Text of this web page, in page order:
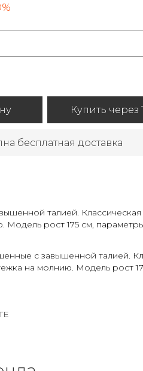
Купить через
бесплатная доставка
талией. Классическая
Модель рост 175 см,
с завышенной талией.
на молнию. Модель рост